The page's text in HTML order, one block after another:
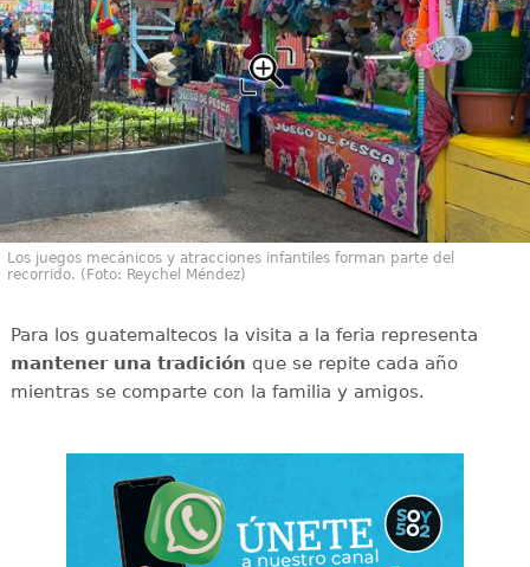
Los juegos mecánicos y atracciones infantiles forman parte del
recorrido. (Foto: Reychel Méndez)
Para los guatemaltecos la visita a la feria representa
mantener una tradición que se repite cada año
mientras se comparte con la familia y amigos.